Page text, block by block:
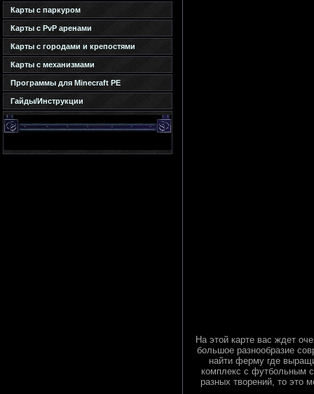
Карты с паркуром
Карты с PvP аренами
Карты с городами и крепостями
Карты с механизмами
Программы для Minecraft PE
Гайды/Инструкции
На этой карте вас ждет
большое разнообразие
найти ферму где
комплекс с футбольным
разных творений, то это